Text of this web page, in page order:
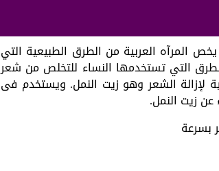
المرآه العربية من الطرق الطبيعية التي
التي تستخدمها النساء للتخلص من شعر
لإزالة الشعر وهو زيت النمل. ويستخدم فى
عن زيت النمل.